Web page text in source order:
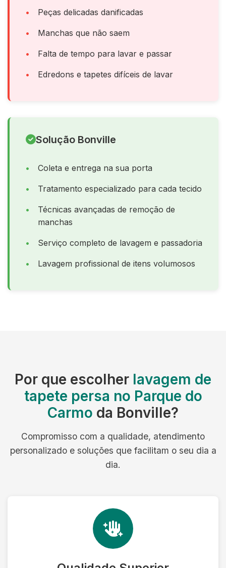
Peças delicadas danificadas
Manchas que não saem
Falta de tempo para lavar e passar
Edredons e tapetes difíceis de lavar
Solução Bonville
Coleta e entrega na sua porta
Tratamento especializado para cada tecido
Técnicas avançadas de remoção de
manchas
Serviço completo de lavagem e passadoria
Lavagem profissional de itens volumosos
Por que escolher lavagem de
tapete persa no Parque do
Carmo da Bonville?
Compromisso com a qualidade, atendimento
personalizado e soluções que facilitam o seu dia a
dia.